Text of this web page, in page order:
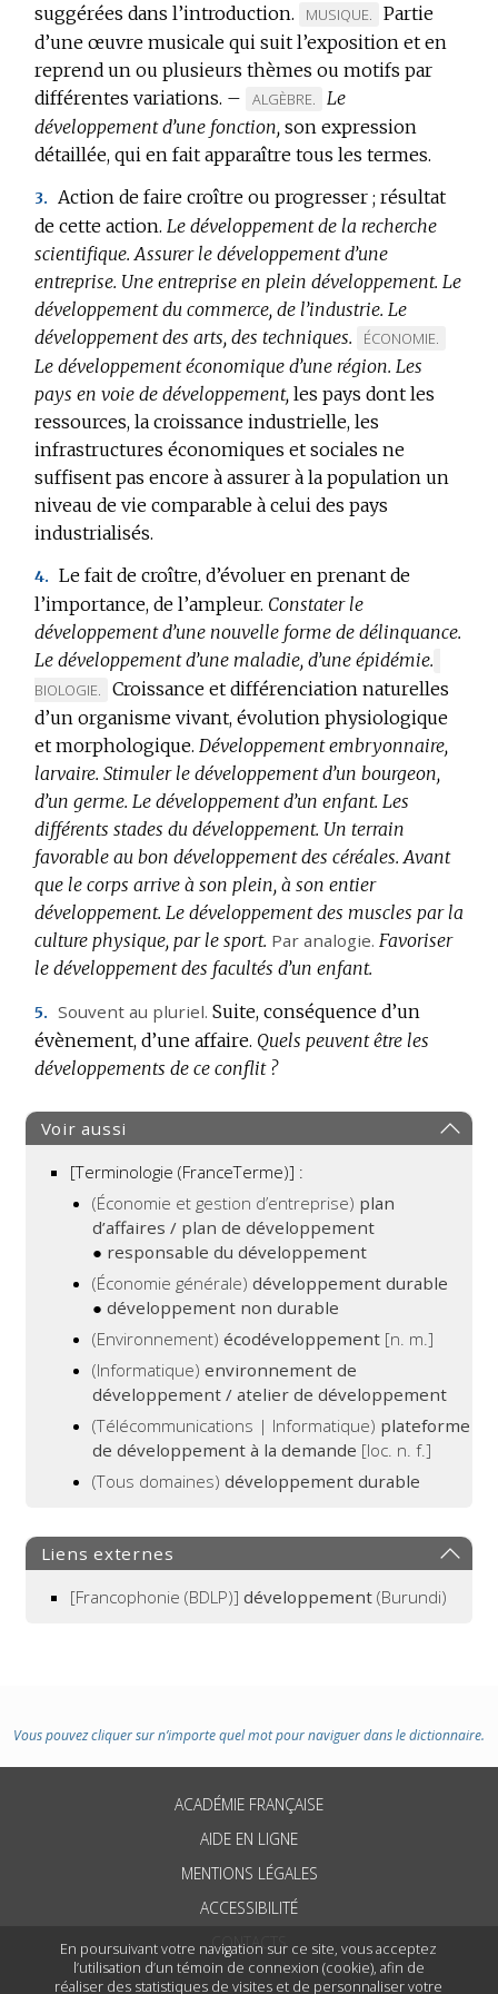
En poursuivant votre navigation sur ce site, vous acceptez
l’utilisation d’un témoin de connexion (cookie), afin de
réaliser des statistiques de visites et de personnaliser votre
suggérées dans l’introduction.
MARQUE
DE
DOMAINE
:
MUSIQUE.
Partie
d’une œuvre musicale qui suit l’exposition et en
reprend un ou plusieurs thèmes ou motifs par
différentes variations. –
MARQUE
DE
DOMAINE
ALGÈBRE.
Le
développement d’une fonction, son expression
détaillée, qui en fait apparaître tous les termes.
3.
Action de faire croître ou progresser ; résultat
de cette action. Le développement de la recherche
scientifique. Assurer le développement d’une
entreprise. Une entreprise en plein développement. Le
développement du commerce, de l’industrie. Le
développement des arts, des techniques.
MARQUE
DE
DOMAINE
:
ÉCONOMIE.
Le développement économique d’une région. Les
pays en voie de développement, les pays dont les
ressources, la croissance industrielle, les
infrastructures économiques et sociales ne
suffisent pas encore à assurer à la population un
niveau de vie comparable à celui des pays
industrialisés.
4. Le fait de croître, d’évoluer en prenant de
l’importance, de l’ampleur. Constater le
développement d’une nouvelle forme de délinquance.
Le développement d’une maladie, d’une épidémie.
DE
:
BIOLOGIE.
Croissance et différenciation naturelles
d’un organisme vivant, évolution physiologique
et morphologique. Développement embryonnaire,
larvaire. Stimuler le développement d’un bourgeon,
d’un germe. Le développement d’un enfant. Les
différents stades du développement. Un terrain
favorable au bon développement des céréales. Avant
que le corps arrive à son plein, à son entier
développement. Le développement des muscles par la
culture physique, par le sport. Par analogie. Favoriser
le développement des facultés d’un enfant.
5. Souvent au pluriel. Suite, conséquence d’un
évènement, d’une affaire. Quels peuvent être les
développements de ce conflit ?
Voir aussi
[Terminologie (FranceTerme)] :
(Économie et gestion d’entreprise) plan
d’affaires / plan de développement
● responsable du développement
(Économie générale)développement durable
●développement non durable
(Environnement)écodéveloppement [n. m.]
(Informatique)environnement de
développement / atelier de développement
(Télécommunications | Informatique) plateforme
de développement à la demande [loc. n. f.]
(Tous domaines)développement durable
Liens externes
[Francophonie (BDLP)] développement (Burundi)
Vous pouvez cliquer sur n’importe quel mot pour naviguer dans le dictionnaire.
ACADÉMIE FRANÇAISE
AIDE EN LIGNE
MENTIONS LÉGALES
ACCESSIBILITÉ
CONTACTS